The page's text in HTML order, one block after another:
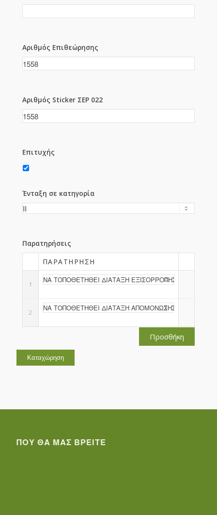
Αριθμός Επιθεώρησης
Αριθμός Sticker ΣΕΡ 022
Επιτυχής
Ένταξη σε κατηγορία
Παρατηρήσεις
ΠΑΡΑΤΉΡΗΣΗ
1
2
Προσθήκη
ΠΟΥ ΘΑ ΜΑΣ ΒΡΕΊΤΕ